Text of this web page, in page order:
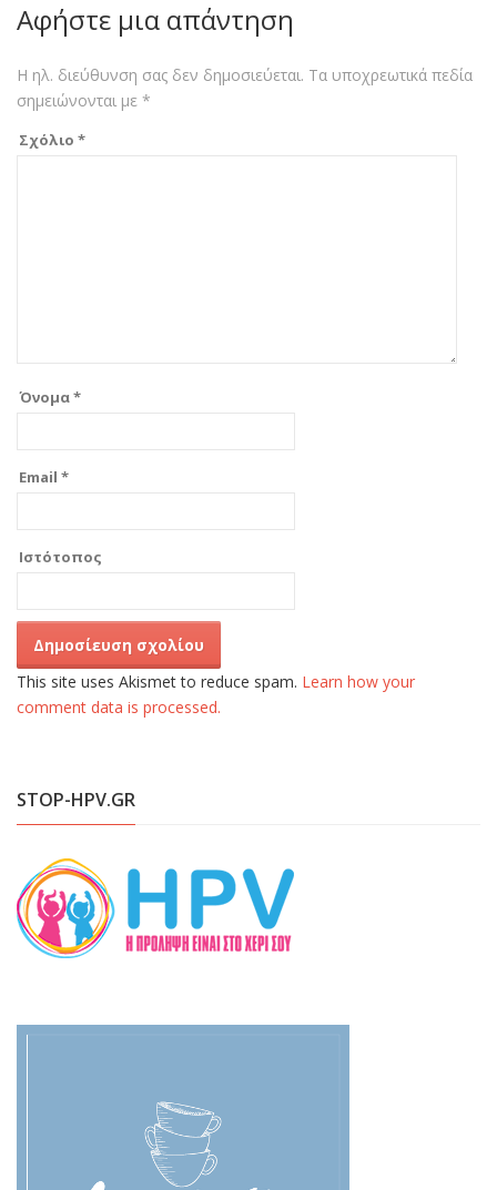
Αφήστε μια απάντηση
Η ηλ. διεύθυνση σας δεν δημοσιεύεται. Τα υποχρεωτικά πεδία
σημειώνονται με *
Σχόλιο *
Όνομα*
Email *
Ιστότοπος
This site uses Akismet to reduce spam. Learn how your
comment data is processed.
STOP-HPV.GR